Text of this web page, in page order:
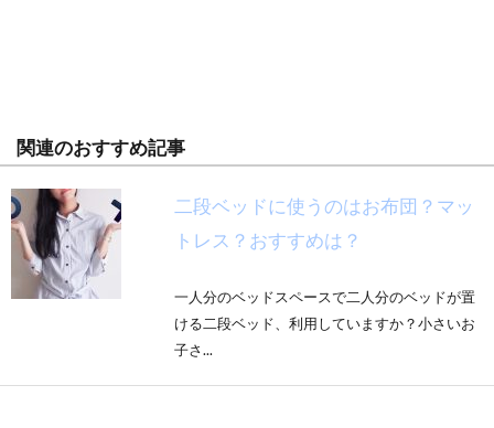
関連のおすすめ記事
二段ベッドに使うのはお布団？マッ
トレス？おすすめは？
一人分のベッドスペースで二人分のベッドが置
ける二段ベッド、利用していますか？小さいお
子さ...